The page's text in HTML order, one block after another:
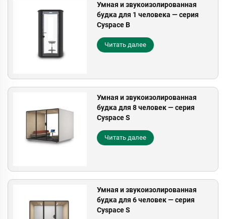
Умная и звукоизолированная
будка для 1 человека — серия
Cyspace B
Читать далее
Умная и звукоизолированная
будка для 8 человек — серия
Cyspace S
Читать далее
Умная и звукоизолированная
будка для 6 человек — серия
Cyspace S